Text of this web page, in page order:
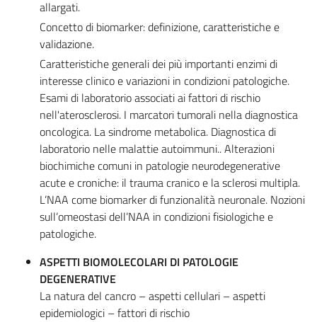
allargati.
Concetto di biomarker: definizione, caratteristiche e
validazione.
Caratteristiche generali dei più importanti enzimi di
interesse clinico e variazioni in condizioni patologiche.
Esami di laboratorio associati ai fattori di rischio
nell'aterosclerosi. I marcatori tumorali nella diagnostica
oncologica. La sindrome metabolica. Diagnostica di
laboratorio nelle malattie autoimmuni.. Alterazioni
biochimiche comuni in patologie neurodegenerative
acute e croniche: il trauma cranico e la sclerosi multipla.
L’NAA come biomarker di funzionalità neuronale. Nozioni
sull’omeostasi dell’NAA in condizioni fisiologiche e
patologiche.
ASPETTI BIOMOLECOLARI DI PATOLOGIE
DEGENERATIVE
La natura del cancro – aspetti cellulari – aspetti
epidemiologici – fattori di rischio